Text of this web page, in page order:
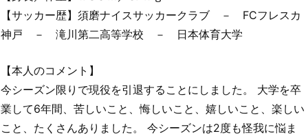
【サッカー歴】須磨ナイスサッカークラブ － FCフレスカ
神戸 － 滝川第二高等学校 － 日本体育大学
【本人のコメント】
今シーズン限りで現役を引退することにしました。 大学を卒
業して6年間、苦しいこと、悔しいこと、嬉しいこと、楽しい
こと、たくさんありました。 今シーズンは2度も怪我に悩ま